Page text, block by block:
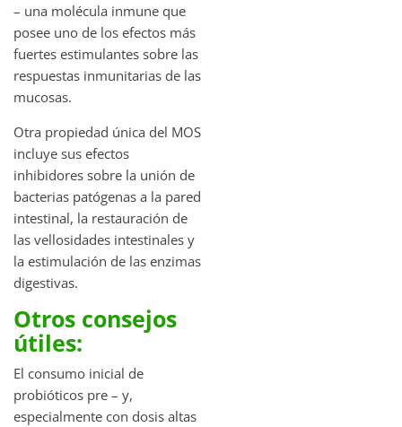
– una molécula inmune que
posee uno de los efectos más
fuertes estimulantes sobre las
respuestas inmunitarias de las
mucosas.
Otra propiedad única del MOS
incluye sus efectos
inhibidores sobre la unión de
bacterias patógenas a la pared
intestinal, la restauración de
las vellosidades intestinales y
la estimulación de las enzimas
digestivas.
Otros consejos
útiles:
El consumo inicial de
probióticos pre – y,
especialmente con dosis altas